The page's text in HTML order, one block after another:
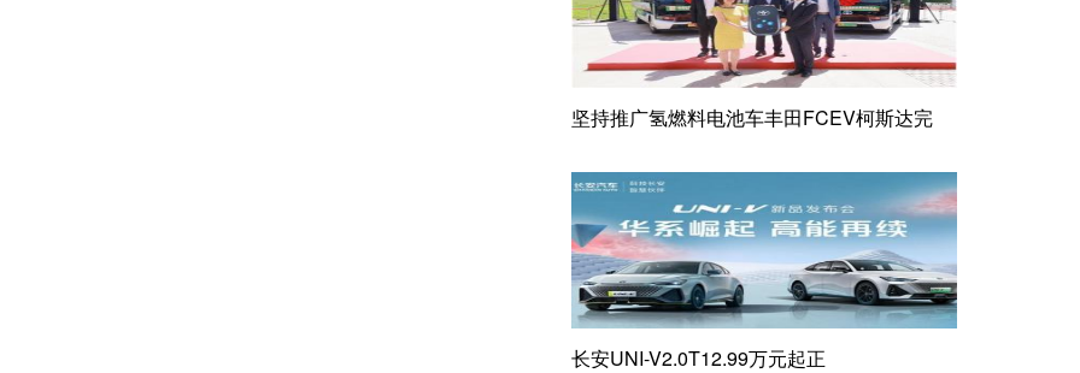
坚持推广氢燃料电池车丰田FCEV柯斯达完
长安UNI-V2.0T12.99万元起正